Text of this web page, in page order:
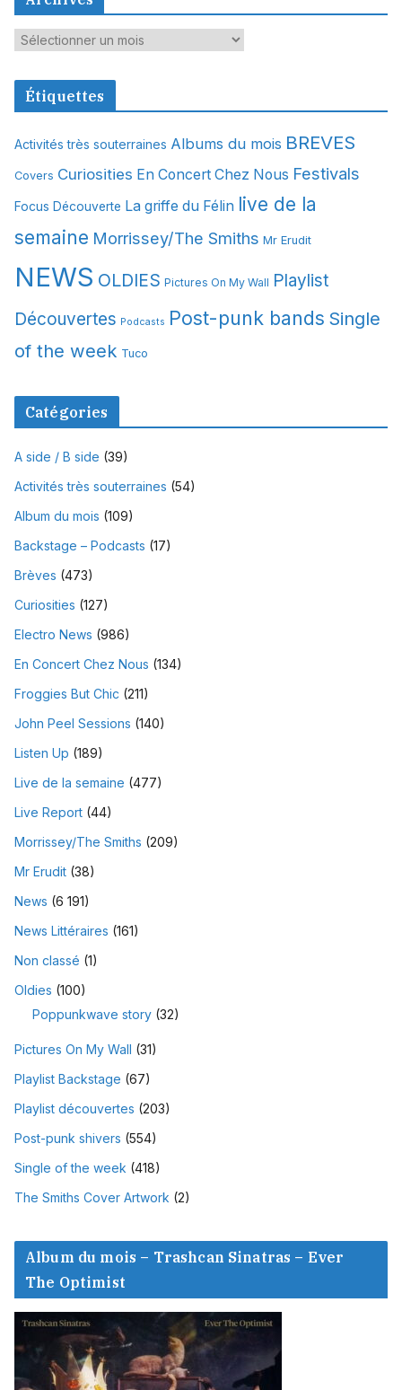
A
c
v
e
Étiquettes
Activités très souterraines Albums du mois BREVES
Covers Curiosities En Concert Chez Nous Festivals
Focus Découverte La griffe du Félin live de la
semaine Morrissey/The Smiths Mr Erudit
NEWS OLDIES Pictures On My Wall Playlist
Découvertes Podcasts Post-punk bands Single
of the week Tuco
Catégories
A side / B side (39)
Activités très souterraines (54)
Album du mois (109)
Backstage – Podcasts (17)
Brèves (473)
Curiosities (127)
Electro News (986)
En Concert Chez Nous (134)
Froggies But Chic (211)
John Peel Sessions (140)
Listen Up (189)
Live de la semaine (477)
Live Report (44)
Morrissey/The Smiths (209)
Mr Erudit (38)
News (6 191)
News Littéraires (161)
Non classé (1)
Oldies (100)
Poppunkwave story (32)
Pictures On My Wall (31)
Playlist Backstage (67)
Playlist découvertes (203)
Post-punk shivers (554)
Single of the week (418)
The Smiths Cover Artwork (2)
Album du mois – Trashcan Sinatras – Ever
The Optimist